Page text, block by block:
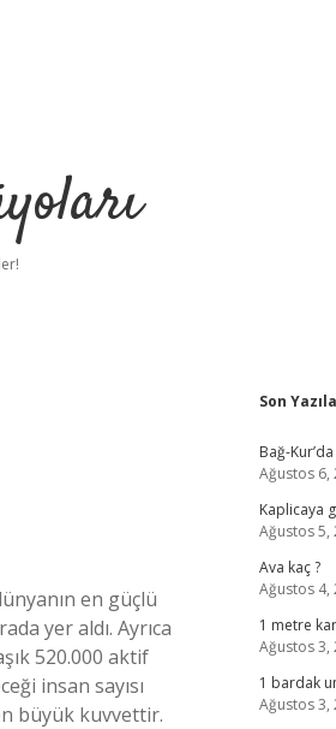
en güçlü
yer aldı. Ayrıca
520.000 aktif
insan sayısı
büyük kuvvettir.
Son
Bağ-
Ağustos 6,
Kaplicaya
Ağustos 5,
Ava kaç ?
Ağustos 4,
1 metre
Ağustos 3,
1 bardak
Ağustos 3,